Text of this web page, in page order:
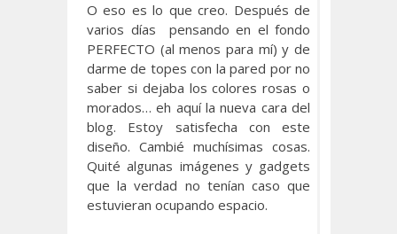
O eso es lo que creo. Después de
varios días pensando en el fondo
PERFECTO (al menos para mí) y de
darme de topes con la pared por no
saber si dejaba los colores rosas o
morados… eh aquí la nueva cara del
blog. Estoy satisfecha con este
diseño. Cambié muchísimas cosas.
Quité algunas imágenes y gadgets
que la verdad no tenían caso que
estuvieran ocupando espacio.